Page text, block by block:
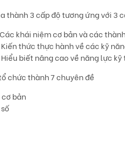
thành 3 cấp độ tương ứng với 3
Các khái niệm cơ bản và các
Kiến thức thực hành về các kỹ
Hiểu biết nâng cao về năng lực kỹ
chức thành 7 chuyên đề
bản